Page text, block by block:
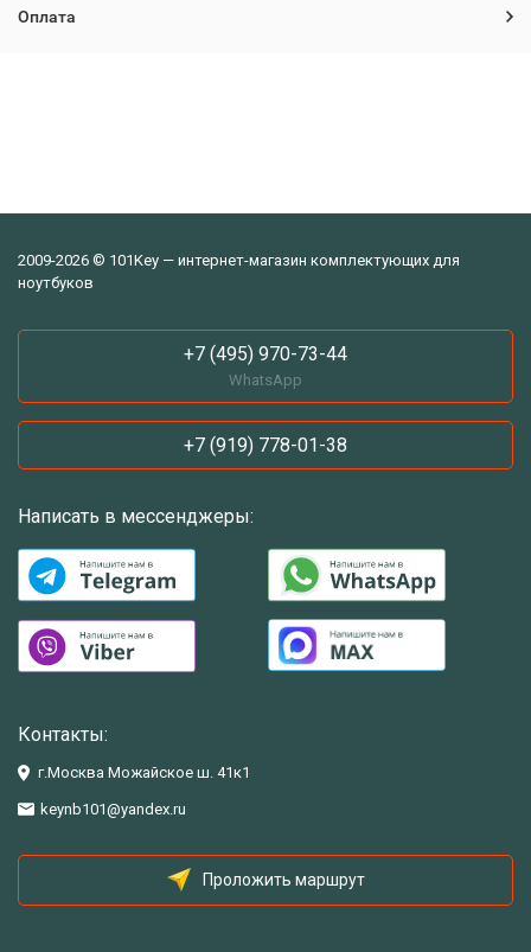
Оплата
2009-2026 © 101Key — интернет-магазин комплектующих для
ноутбуков
+7 (495) 970-73-44
WhatsApp
+7 (919) 778-01-38
Написать в мессенджеры:
Контакты:
г.Москва Можайское ш. 41к1
keynb101@yandex.ru
Проложить маршрут